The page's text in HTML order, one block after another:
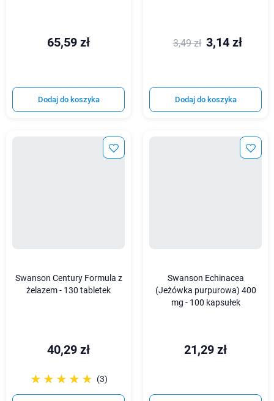
65,59 zł
Dodaj do koszyka
3,49 zł 3,14 zł
Dodaj do koszyka
Swanson Century Formula z
żelazem - 130 tabletek
40,29 zł
☆☆☆☆☆
★★★★★ (3)
Swanson Echinacea
(Jeżówka purpurowa) 400
mg - 100 kapsułek
21,29 zł